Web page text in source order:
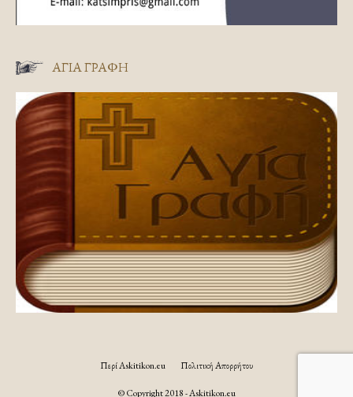
ΑΓΊΑ ΓΡΑΦΉ
Περί Askitikon.eu Πολιτική Απορρήτου
© Copyright 2018 - Askitikon.eu